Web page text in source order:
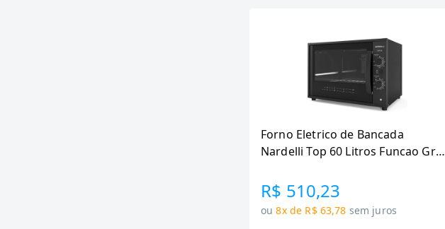
Forno Eletrico de Bancada
Nardelli Top 60 Litros Funcao Grill
R$ 510,23
ou 8x de R$ 63,78 sem juros